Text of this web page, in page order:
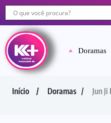
Doramas
Início Doramas Jun